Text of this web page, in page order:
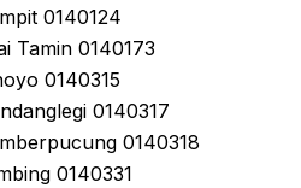
0140124
Tamin 0140173
0140315
0140317
0140318
0140331